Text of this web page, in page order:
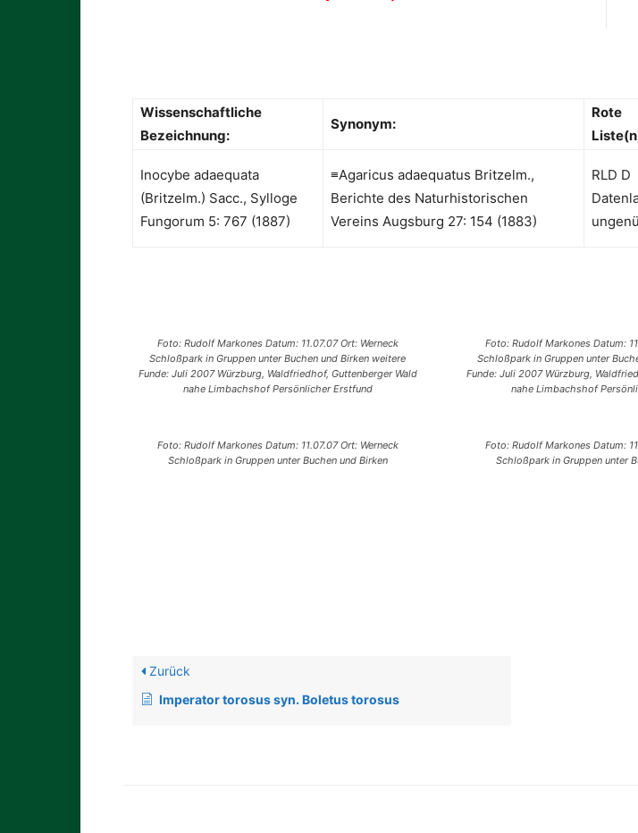
Wissenschaftliche
Bezeichnung:
Synonym:
Rote
Inocybe adaequata
(Britzelm.) Sacc., Sylloge
Fungorum 5: 767 (1887)
≡Agaricus adaequatus Britzelm.,
Berichte des Naturhistorischen
Vereins Augsburg 27: 154 (1883)
RLD D
Foto: Rudolf Markones Datum: 11.07.07 Ort: Werneck
Schloßpark in Gruppen unter Buchen und Birken weitere
Funde: Juli 2007 Würzburg, Waldfriedhof, Guttenberger Wald
nahe Limbachshof Persönlicher Erstfund
Foto: Rudolf Markones Datum:
Schloßpark in Gruppen unter
Funde: Juli 2007 Würzburg,
nahe Limbachshof
Foto: Rudolf Markones Datum: 11.07.07 Ort: Werneck
Schloßpark in Gruppen unter Buchen und Birken
Foto: Rudolf Markones Datum:
Schloßpark in Gruppen unter
Zurück
Imperator torosus syn. Boletus torosus